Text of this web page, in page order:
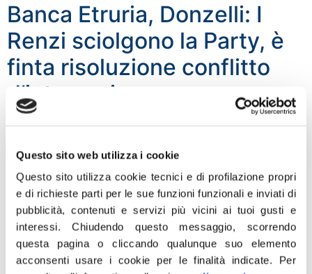
Questo sito web utilizza i cookie
Questo sito utilizza cookie tecnici e di profilazione propri
e di richieste parti per le sue funzioni funzionali e inviati di
pubblicità, contenuti e servizi più vicini ai tuoi gusti e
interessi.Chiudendo questo messaggio, scorrendo
questa pagina o cliccando qualunque suo elemento
acconsenti usare i cookie per le finalità indicate. Per
Banca Etruria, Donzelli: I
Renzi sciolgono la Party, è
finta risoluzione conflitto
d’interessi